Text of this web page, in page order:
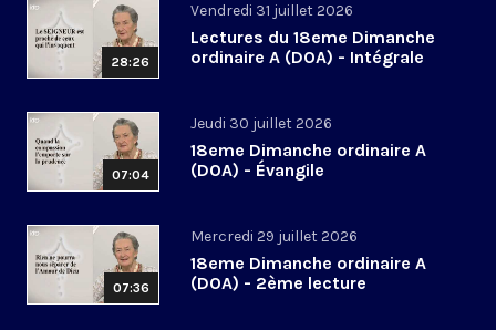
28:26
Vendredi 31 juillet 2026
Lectures du 18eme Dimanche
ordinaire A (DOA) - Intégrale
07:04
Jeudi 30 juillet 2026
18eme Dimanche ordinaire A
(DOA) - Évangile
07:36
Mercredi 29 juillet 2026
18eme Dimanche ordinaire A
(DOA) - 2ème lecture